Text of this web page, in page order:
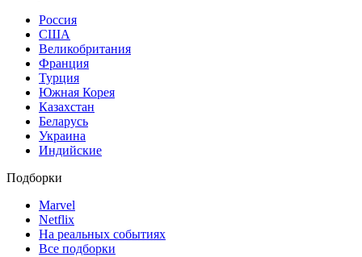
Россия
США
Великобритания
Франция
Турция
Южная Корея
Казахстан
Беларусь
Украина
Индийские
Подборки
Marvel
Netflix
На реальных событиях
Все подборки